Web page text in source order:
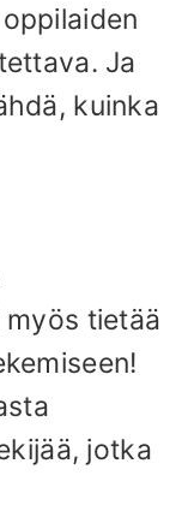
Ja
kuinka
tietää
jotka